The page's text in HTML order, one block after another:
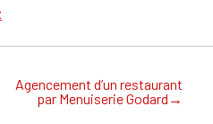
Agencement d’un restaurant
par Menuiserie Godard →